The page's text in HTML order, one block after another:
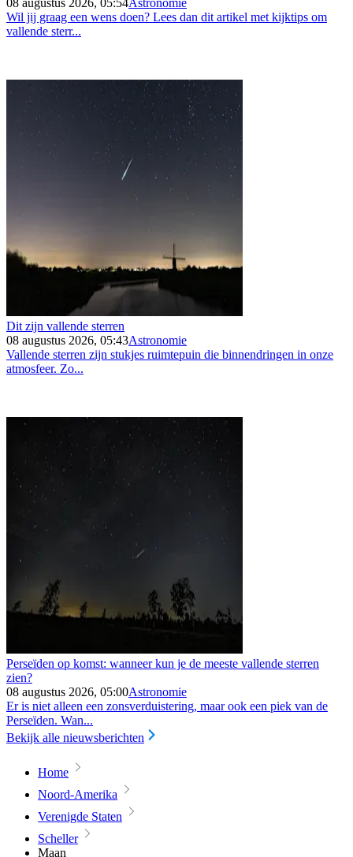
Wil jij graag een wens doen? Lees dan dit artikel met kijktips om
vallende sterr...
Dit zijn vallende sterren
08 augustus 2026, 05:43Astronomie
Vallende sterren zijn stukjes ruimtepuin die binnendringen in onze
atmosfeer. Zo...
Perseïden op komst: wanneer kun je de meeste vallende sterren
zien?
08 augustus 2026, 05:00Astronomie
Er is niet alleen een zonsverduistering, maar ook een piek van de
Perseïden. Wan...
Bekijk alle nieuwsberichten
Home
Noord-Amerika
Verenigde Staten
Scheller
Maan